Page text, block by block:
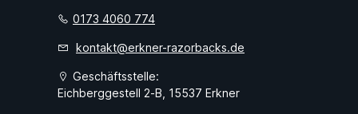
0173 4060 774
kontakt@erkner-razorbacks.de
Geschäftsstelle:
Eichberggestell 2-B, 15537 Erkner